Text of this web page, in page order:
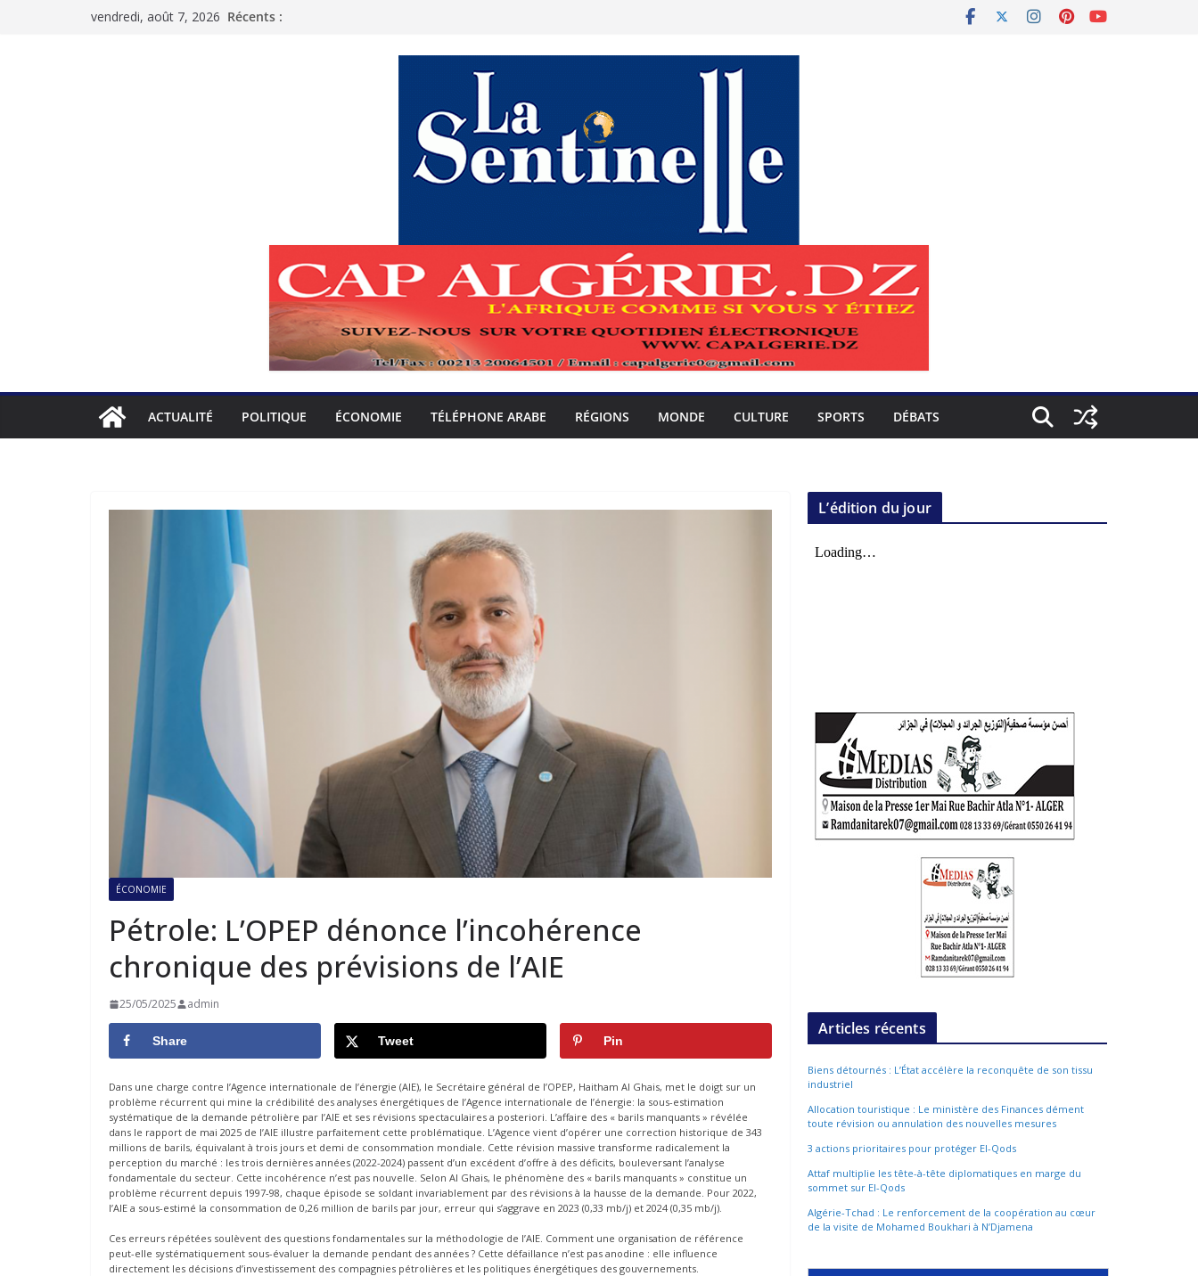
vendredi, août 7, 2026 Récents :
ACTUALITÉ POLITIQUE ÉCONOMIE TÉLÉPHONE ARABE RÉGIONS MONDE CULTURE SPORTS DÉBATS
ÉCONOMIE
Pétrole: L’OPEP dénonce l’incohérence
chronique des prévisions de l’AIE
25/05/2025 admin
Share Tweet Pin
Dans une charge contre l’Agence internationale de l’énergie (AIE), le Secrétaire général de l’OPEP, Haitham Al Ghais, met le doigt sur un
problème récurrent qui mine la crédibilité des analyses énergétiques de l’Agence internationale de l’énergie: la sous-estimation
systématique de la demande pétrolière par l’AIE et ses révisions spectaculaires a posteriori. L’affaire des « barils manquants » révélée
dans le rapport de mai 2025 de l’AIE illustre parfaitement cette problématique. L’Agence vient d’opérer une correction historique de 343
millions de barils, équivalant à trois jours et demi de consommation mondiale. Cette révision massive transforme radicalement la
perception du marché : les trois dernières années (2022-2024) passent d’un excédent d’offre à des déficits, bouleversant l’analyse
fondamentale du secteur. Cette incohérence n’est pas nouvelle. Selon Al Ghais, le phénomène des « barils manquants » constitue un
problème récurrent depuis 1997-98, chaque épisode se soldant invariablement par des révisions à la hausse de la demande. Pour 2022,
l’AIE a sous-estimé la consommation de 0,26 million de barils par jour, erreur qui s’aggrave en 2023 (0,33 mb/j) et 2024 (0,35 mb/j).
Ces erreurs répétées soulèvent des questions fondamentales sur la méthodologie de l’AIE. Comment une organisation de référence
peut-elle systématiquement sous-évaluer la demande pendant des années ? Cette défaillance n’est pas anodine : elle influence
directement les décisions d’investissement des compagnies pétrolières et les politiques énergétiques des gouvernements.
L’édition du jour
Articles récents
Biens détournés : L’État accélère la reconquête de son tissu
industriel
Allocation touristique : Le ministère des Finances dément
toute révision ou annulation des nouvelles mesures
3 actions prioritaires pour protéger El-Qods
Attaf multiplie les tête-à-tête diplomatiques en marge du
sommet sur El-Qods
Algérie-Tchad : Le renforcement de la coopération au cœur
de la visite de Mohamed Boukhari à N’Djamena